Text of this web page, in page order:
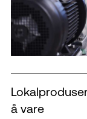
å vare